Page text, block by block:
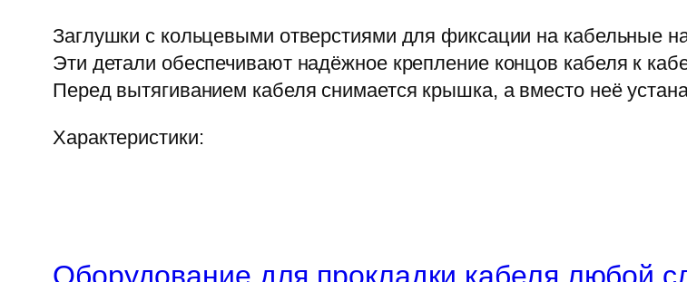
Заглушки с кольцевыми отверстиями для фиксации на кабельные
Эти детали обеспечивают надёжное крепление концов кабеля к
Перед вытягиванием кабеля снимается крышка, а вместо неё
Характеристики: